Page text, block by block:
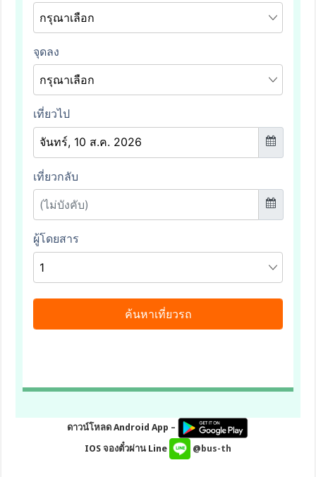
ดาวน์โหลด Android App –
IOS จองตั๋วผ่าน Line
@bus-th